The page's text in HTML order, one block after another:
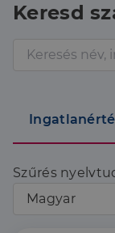
Keresd
Nincs
Szűrés
Magyar